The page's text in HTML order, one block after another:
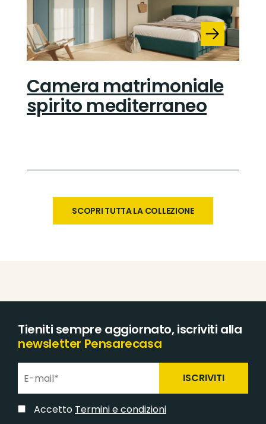
Camera matrimoniale
spirito mediterraneo
SCOPRI TUTTA LA COLLEZIONE
Tieniti sempre aggiornato, iscriviti alla
newsletter Pensarecasa
ISCRIVITI
Accetto Termini e condizioni